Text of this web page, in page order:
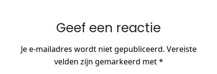
Geef een reactie
Je e-mailadres wordt niet gepubliceerd. Vereiste
velden zijn gemarkeerd met*